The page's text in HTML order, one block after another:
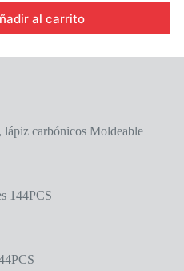
al carrito
lápiz carbónicos Moldeable
144PCS